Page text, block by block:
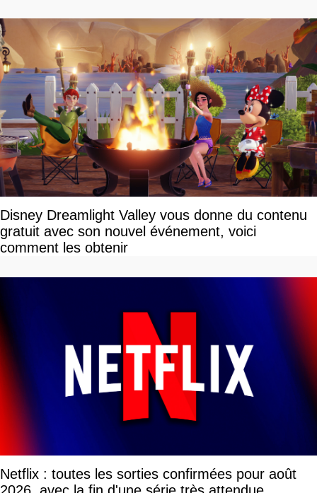
Disney Dreamlight Valley vous donne du contenu
gratuit avec son nouvel événement, voici
comment les obtenir
Netflix : toutes les sorties confirmées pour août